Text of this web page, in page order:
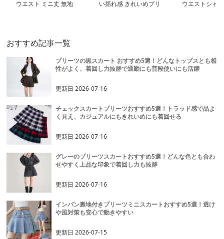
ウエスト ミニ丈 無地
い揺れ感 きれいめプリ
ウエストシャ
おすすめ記事一覧
プリーツの黒スカート おすすめ5選！どんなトップスとも相
性がよく、着回し力抜群で通勤にも普段使いにも活躍
更新日2026-07-16
チェックスカートプリーツおすすめ5選！トラッド感で品よ
く見え、カジュアルにもきれいめにも着回せる
更新日2026-07-16
グレーのプリーツスカートおすすめ5選！どんな色とも合わ
せやすく上品な印象で着回し力も抜群
更新日2026-07-16
インパン裏地付きプリーツミニスカートおすすめ5選！透け
や風対策も安心で動きやすい
更新日2026-07-15